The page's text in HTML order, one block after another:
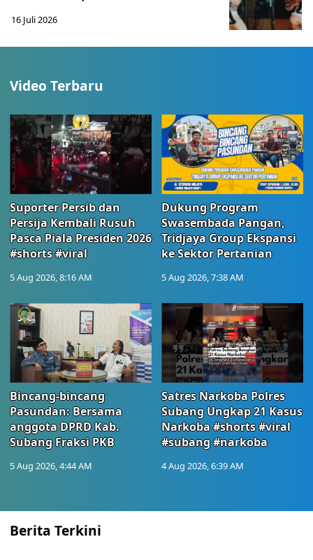
16 Juli 2026
Video Terbaru
Suporter Persib dan
Persija Kembali Rusuh
Pasca Piala Presiden 2026
#shorts #viral
5 Aug 2026, 8:16 AM
Dukung Program
Swasembada Pangan,
Tridjaya Group Ekspansi
ke Sektor Pertanian
5 Aug 2026, 7:38 AM
Bincang-bincang
Pasundan: Bersama
anggota DPRD Kab.
Subang Fraksi PKB
5 Aug 2026, 4:44 AM
Satres Narkoba Polres
Subang Ungkap 21 Kasus
Narkoba #shorts #viral
#subang #narkoba
4 Aug 2026, 6:39 AM
Berita Terkini